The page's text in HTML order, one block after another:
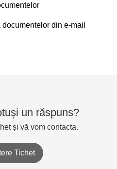
din e-mail
un răspuns?
și vă vom contacta.
Tichet